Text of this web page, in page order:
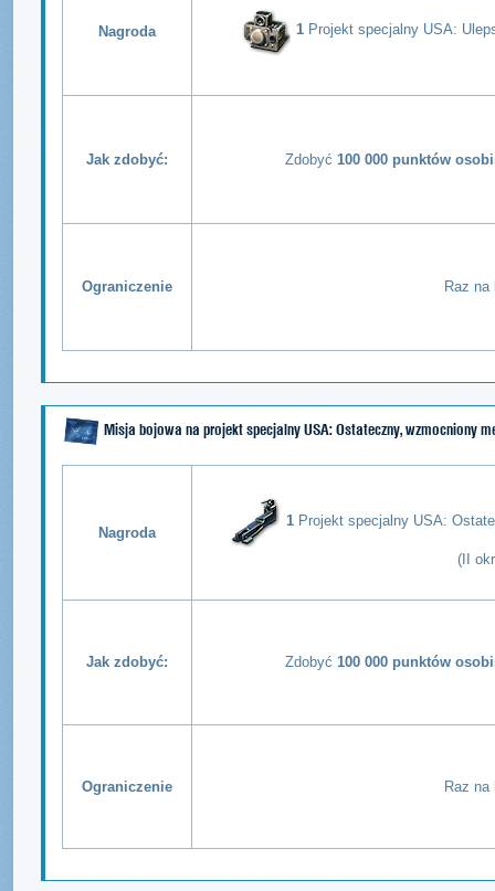
Nagroda 1 Projekt specjalny USA:
Jak zdobyć: Zdobyć 100 000 punktów
Ograniczenie Raz na
Misja bojowa na projekt specjalny USA: Ostateczny, wzmocniony
Nagroda
1Projekt specjalny USA:
(II
Jak zdobyć: Zdobyć 100 000 punktów
Ograniczenie Raz na